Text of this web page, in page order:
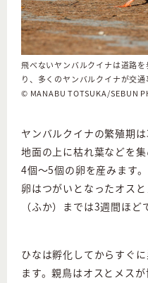
飛べないヤンバルクイナは道路
り、多くのヤンバルクイナが交
© MANABU TOTSUKA/SEBUN
ヤンバルクイナの繁殖期は
地面の上に枯れ葉などを
4個～5個の卵を産みます。
卵はつがいとなったオス
（ふか）までは3週間ほど
ひなは孵化してからすぐ
ます。親鳥はオスとメス